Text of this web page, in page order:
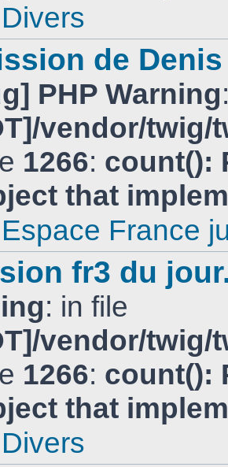
Divers
de
PHP Warning
vendor/
1266: count():
that
Espace France
fr3 du
: in file
vendor/
1266: count():
that
Divers